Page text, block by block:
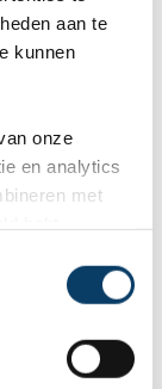
aan te
kunnen
onze
en analytics
met
basis van
de
deze